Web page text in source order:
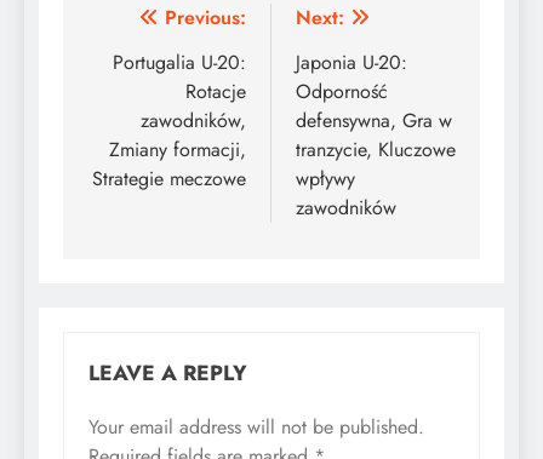
Post
navigation
Previous:
Portugalia U-20:
Rotacje
zawodników,
Zmiany formacji,
Strategie meczowe
Next:
Japonia U-20:
Odporność
defensywna, Gra w
tranzycie, Kluczowe
wpływy
zawodników
LEAVE A REPLY
Your email address will not be published.